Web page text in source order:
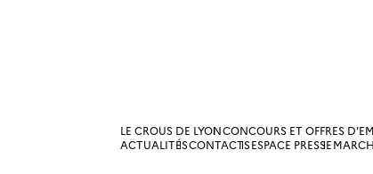
LE CROUS DE LYONCONCOURS ET OFFRES
ACTUALITÉSCONTACTSESPACE PRESSE